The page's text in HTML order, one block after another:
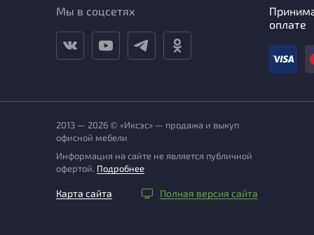
Мы в соцсетях
оплате
2013 — 2026 © «Иксэс» — продажа и выкуп
офисной мебели
Информация на сайте не является публичной
офертой. Подробнее
Карта сайта Полная версия сайта